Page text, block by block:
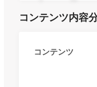
コンテンツ内容
コンテンツ